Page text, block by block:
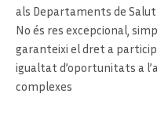
als Departaments de Salut
No és res excepcional,
garanteixi el dret a
igualtat d’oportunitats a
complexes